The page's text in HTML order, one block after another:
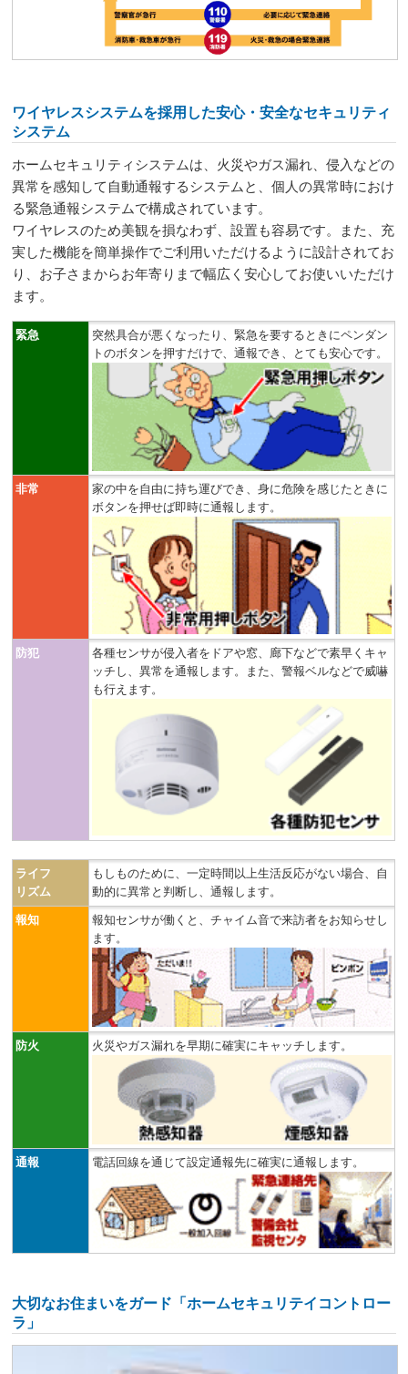
ワイヤレスシステムを採用した安心・安全なセキュリティ
システム
ホームセキュリティシステムは、火災やガス漏れ、侵入などの
異常を感知して自動通報するシステムと、個人の異常時におけ
る緊急通報システムで構成されています。
ワイヤレスのため美観を損なわず、設置も容易です。また、充
実した機能を簡単操作でご利用いただけるように設計されてお
り、お子さまからお年寄りまで幅広く安心してお使いいただけ
ます。
緊急
突然具合が悪くなったり、緊急を要するときにペンダン
トのボタンを押すだけで、通報でき、とても安心です。
非常
家の中を自由に持ち運びでき、身に危険を感じたときに
ボタンを押せば即時に通報します。
防犯
各種センサが侵入者をドアや窓、廊下などで素早くキャ
ッチし、異常を通報します。また、警報ベルなどで威嚇
も行えます。
ライフ
リズム
もしものために、一定時間以上生活反応がない場合、自
動的に異常と判断し、通報します。
報知
報知センサが働くと、チャイム音で来訪者をお知らせし
ます。
防火 火災やガス漏れを早期に確実にキャッチします。
通報 電話回線を通じて設定通報先に確実に通報します。
大切なお住まいをガード「ホームセキュリテイコントロー
ラ」